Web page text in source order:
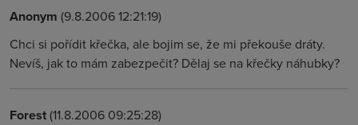
Anonym (9.8.2006 12:21:19)
Chci si pořídit křečka, ale bojim se, že mi překouše dráty.
Nevíš, jak to mám zabezpečit? Dělaj se na křečky náhubky?
Forest(11.8.2006 09:25:28)